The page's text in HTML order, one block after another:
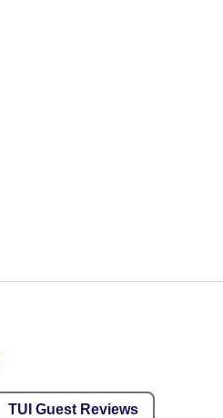
TUI Guest Reviews